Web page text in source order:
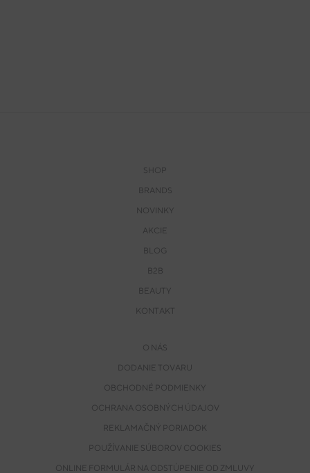
SHOP
BRANDS
NOVINKY
AKCIE
BLOG
B2B
BEAUTY
KONTAKT
O NÁS
DODANIE TOVARU
OBCHODNÉ PODMIENKY
OCHRANA OSOBNÝCH ÚDAJOV
REKLAMAČNÝ PORIADOK
POUŽÍVANIE SÚBOROV COOKIES
ONLINE FORMULÁR NA ODSTÚPENIE OD ZMLUVY